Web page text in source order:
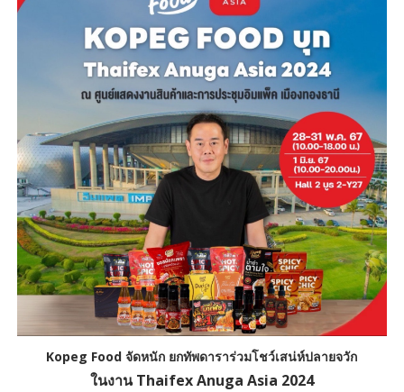
Kopeg Food จัดหนัก ยกทัพดาราร่วมโชว์เสน่ห์ปลายจวัก
ในงาน Thaifex Anuga Asia 2024